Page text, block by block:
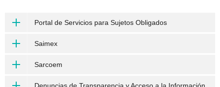
Portal de Servicios para Sujetos Obligados
Saimex
Sarcoem
Denuncias de Transparencia y Acceso a la Información